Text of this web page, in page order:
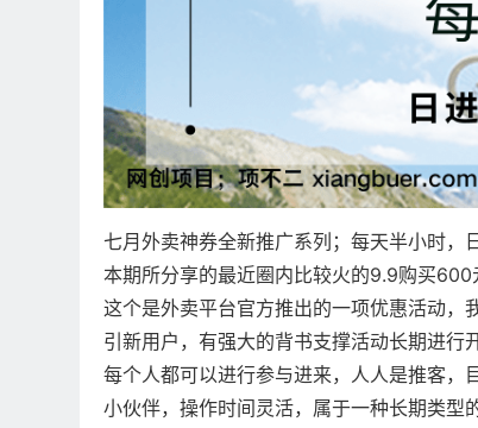
七月外卖神券全新推广系列；每天半小时，
本期所分享的最近圈内比较火的9.9购买600
这个是外卖平台官方推出的一项优惠活动，
引新用户，有强大的背书支撑活动长期进
每个人都可以进行参与进来，人人是推客，
小伙伴，操作时间灵活，属于一种长期类型